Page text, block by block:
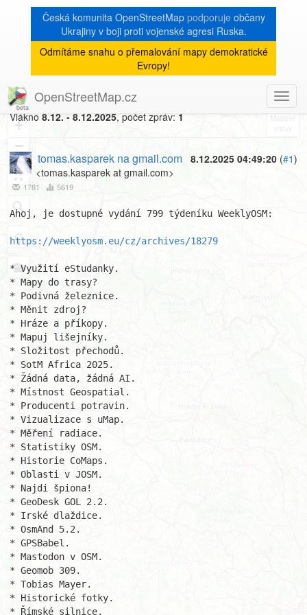
Česká komunita OpenStreetMap podporujeobčany
Ukrajiny v boji proti vojenské agresi Ruska.
Odmítáme snahu o přemalování mapy demokratické
Evropy!
OpenStreetMap.cz
8
+
−
« zpět na výpis měsíce
[Talk-cz]
WeeklyOSM CZ 799
Vlákno 8.12. - 8.12.2025, počet zpráv: 1
8.12.2025 04:49:20 (#1)
tomas.kasparek na gmail.com
<tomas.kasparek at gmail.com>
1781 5619
Ahoj, je dostupné vydání 799 týdeníku WeeklyOSM:
https://weeklyosm.eu/cz/archives/18279
* Využití eStudanky.
* Mapy do trasy?
* Podivná železnice.
* Měnit zdroj?
* Hráze a příkopy.
* Mapuj lišejníky.
* Složitost přechodů.
* SotM Africa 2025.
* Žádná data, žádná AI.
* Místnost Geospatial.
* Producenti potravin.
* Vizualizace s uMap.
* Měření radiace.
* Statistiky OSM.
* Historie CoMaps.
* Oblasti v JOSM.
* Najdi špiona!
* GeoDesk GOL 2.2.
* Irské dlaždice.
* OsmAnd 5.2.
* GPSBabel.
* Mastodon v OSM.
* Geomob 309.
* Tobias Mayer.
* Historické fotky.
* Římské silnice.